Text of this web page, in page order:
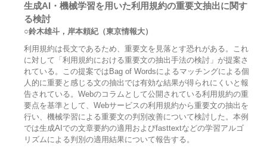
生成AI・機械学習を用いた利用規約の重要文抽出に関す
る検討
○鈴木雄斗，岸本頼紀（東京情報大）
利用規約は長文であるため、重要文を見落とす恐れがある。これ
に対して「利用規約における重要文の抽出手法の検討」が提案さ
れている。この提案ではBag of Wordsによるマッチングによる個
人的に重要と感じる文の抽出では有効な結果が得られにくいと報
告されている。Webのコラムとして公開されている利用規約の重
要点を基準として、Webサービスの利用規約から重要文の抽出を
行い、機械学習による重要文の判別改善について検討した。本例
では生成AIでの文章要約の適用およびfasttextなどの学習アルゴ
リズムによる判別の適用結果について報告する。